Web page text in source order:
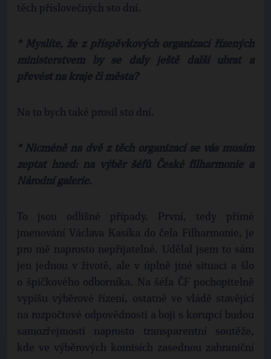
těch příslovečných sto dní.
* Myslíte, že z příspěvkových organizací řízených
ministerstvem by se daly ještě další ubrat a
převést na kraje či města?
Na to bych také prosil sto dní.
* Nicméně na dvě z těch organizací se vás musím
zeptat hned: na výběr šéfů České filharmonie a
Národní galerie.
To jsou odlišné případy. První, tedy přímé
jmenování Václava Kasíka do čela Filharmonie, je
pro mě naprosto nepřijatelné. Udělal jsem to sám
jen jednou v životě, ale v úplně jiné situaci a šlo
o špičkového odborníka. Na šéfa ČF pochopitelně
vypíšu výběrové řízení, ostatně ve vládě stavějící
na rozpočtové odpovědnosti a boji s korupcí budou
samozřejmostí naprosto transparentní soutěže,
kde ve výběrových komisích zasednou zahraniční